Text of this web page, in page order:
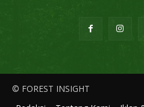
© FOREST INSIGHT